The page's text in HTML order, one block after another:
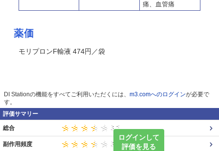
痛、血管痛
薬価
モリプロンF輸液 474円／袋
DI Stationの機能をすべてご利用いただくには、 m3.comへのログインが必要で
す。
評価サマリー
ログインして
評価を見る
総合
副作用頻度